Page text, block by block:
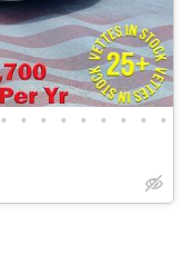
• • • • • • • • •